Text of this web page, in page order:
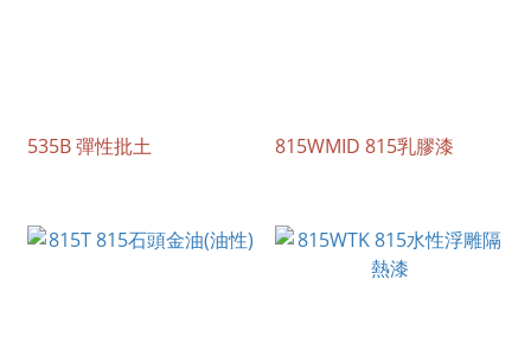
535B 彈性批土 815WMID 815乳膠漆